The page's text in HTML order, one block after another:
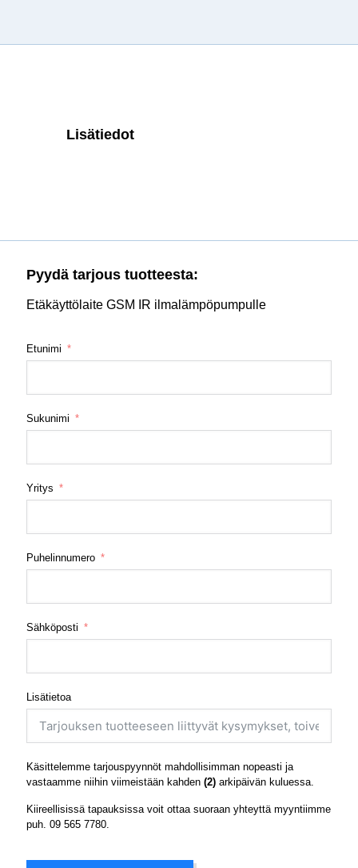
Lisätiedot
Pyydä tarjous tuotteesta:
Etäkäyttölaite GSM IR ilmalämpöpumpulle
Etunimi
Sukunimi
Yritys
Puhelinnumero
Sähköposti
Lisätietoa
Käsittelemme tarjouspyynnöt mahdollisimman nopeasti ja
vastaamme niihin viimeistään kahden (2) arkipäivän kuluessa.
Kiireellisissä tapauksissa voit ottaa suoraan yhteyttä myyntiimme
puh. 09 565 7780